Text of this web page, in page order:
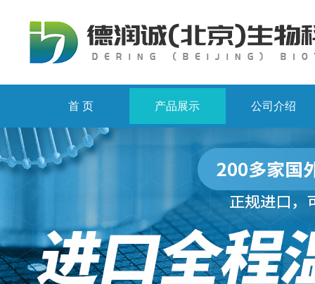
首 页 产品展示 公司介绍